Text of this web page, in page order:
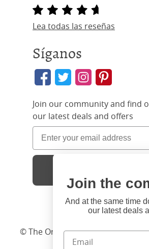
Lea todas las reseñas
Síganos
Join our community and find
our latest deals and offers
© The Original Bedstead Co.
03662796 VAT No. 726
Hi
You're visiting us
States. Would you
our United States
Join the
And at the same time
our latest deals